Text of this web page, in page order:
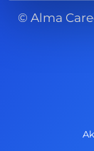
© Alma